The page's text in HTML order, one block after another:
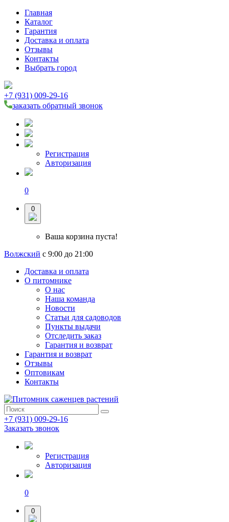
Главная
Каталог
Гарантия
Доставка и оплата
Отзывы
Контакты
Выбрать город
+7 (931) 009-29-16
заказать обратный звонок
Регистрация
Авторизация
0
0
Ваша корзина пуста!
Волжский с 9:00 до 21:00
Доставка и оплата
О питомнике
О нас
Наша команда
Новости
Статьи для садоводов
Пункты выдачи
Отследить заказ
Гарантия и возврат
Гарантия и возврат
Отзывы
Оптовикам
Контакты
+7 (931) 009-29-16
Заказать звонок
Регистрация
Авторизация
0
0